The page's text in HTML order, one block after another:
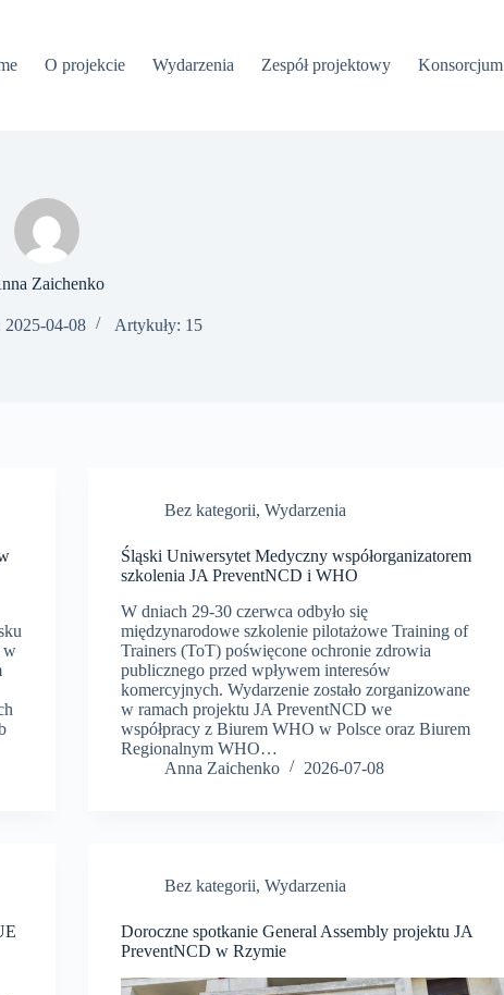
O projekcie Wydarzenia Zespół projektowy Konsorcjum
Zaichenko
2025-04-08 Artykuły: 15
w
Bez kategorii,Wydarzenia
Śląski Uniwersytet Medyczny współorganizatorem
szkolenia JA PreventNCD i WHO
W dniach 29-30 czerwca odbyło się
międzynarodowe szkolenie pilotażowe Training of
Trainers (ToT) poświęcone ochronie zdrowia
publicznego przed wpływem interesów
komercyjnych. Wydarzenie zostało zorganizowane
w ramach projektu JA PreventNCD we
współpracy z Biurem WHO w Polsce oraz Biurem
Regionalnym WHO…
Anna Zaichenko
2026-07-08
Bez kategorii,Wydarzenia
Doroczne spotkanie General Assembly projektu JA
PreventNCD w Rzymie